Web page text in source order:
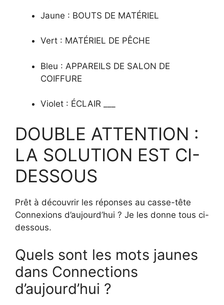
Jaune : BOUTS DE MATÉRIEL
Vert : MATÉRIEL DE PÊCHE
Bleu : APPAREILS DE SALON DE
COIFFURE
Violet : ÉCLAIR ___
DOUBLE ATTENTION :
LA SOLUTION EST CI-
DESSOUS
Prêt à découvrir les réponses au casse-tête
Connexions d’aujourd’hui ? Je les donne tous ci-
dessous.
Quels sont les mots jaunes
dans Connections
d’aujourd’hui ?